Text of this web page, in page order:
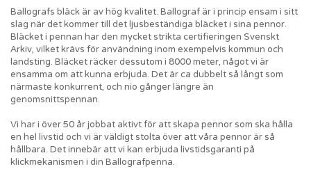
Ballografs bläck är av hög kvalitet. Ballograf är i princip ensam i sitt
slag när det kommer till det ljusbeständiga bläcket i sina pennor.
Bläcket i pennan har den mycket strikta certifieringen Svenskt
Arkiv, vilket krävs för användning inom exempelvis kommun och
landsting. Bläcket räcker dessutom i 8000 meter, något vi är
ensamma om att kunna erbjuda. Det är ca dubbelt så långt som
närmaste konkurrent, och nio gånger längre än
genomsnittspennan.
Vi har i över 50 år jobbat aktivt för att skapa pennor som ska hålla
en hel livstid och vi är väldigt stolta över att våra pennor är så
hållbara. Det innebär att vi kan erbjuda livstidsgaranti på
klickmekanismen i din Ballografpenna.